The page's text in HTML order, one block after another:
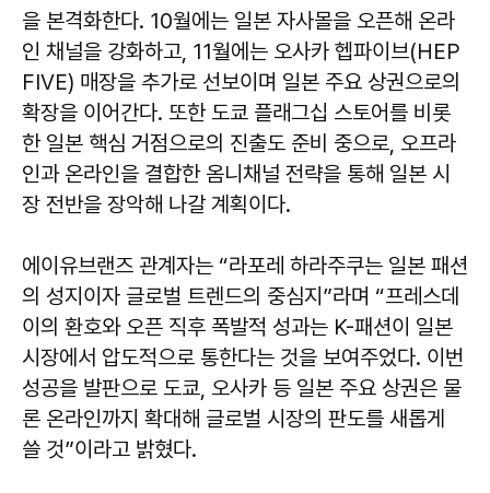
을 본격화한다. 10월에는 일본 자사몰을 오픈해 온라
인 채널을 강화하고, 11월에는 오사카 헵파이브(HEP
FIVE) 매장을 추가로 선보이며 일본 주요 상권으로의
확장을 이어간다. 또한 도쿄 플래그십 스토어를 비롯
한 일본 핵심 거점으로의 진출도 준비 중으로, 오프라
인과 온라인을 결합한 옴니채널 전략을 통해 일본 시
장 전반을 장악해 나갈 계획이다.
에이유브랜즈 관계자는 “라포레 하라주쿠는 일본 패션
의 성지이자 글로벌 트렌드의 중심지”라며 “프레스데
이의 환호와 오픈 직후 폭발적 성과는 K-패션이 일본
시장에서 압도적으로 통한다는 것을 보여주었다. 이번
성공을 발판으로 도쿄, 오사카 등 일본 주요 상권은 물
론 온라인까지 확대해 글로벌 시장의 판도를 새롭게
쓸 것”이라고 밝혔다.